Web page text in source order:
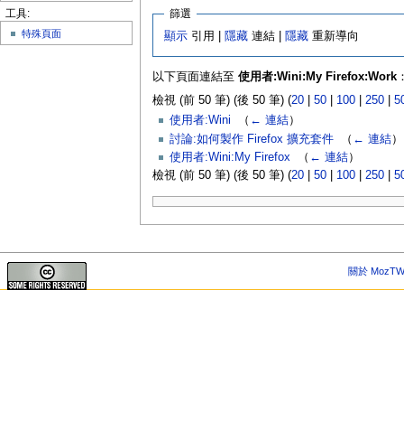
篩選
顯示 引用 | 隱藏 連結 | 隱藏 重新導向
以下頁面連結至 使用者:Wini:My Firefox:Work
檢視 (前 50 筆) (後 50 筆) (20| 50| 100| 250|
使用者:Wini
（ ← 連結）
討論:如何製作 Firefox 擴充套件‎ （ ← 連結）
使用者:Wini:My Firefox‎ （ ← 連結）
檢視 (前 50 筆) (後 50 筆) (20| 50| 100| 250|
工具:
特殊頁面
關於